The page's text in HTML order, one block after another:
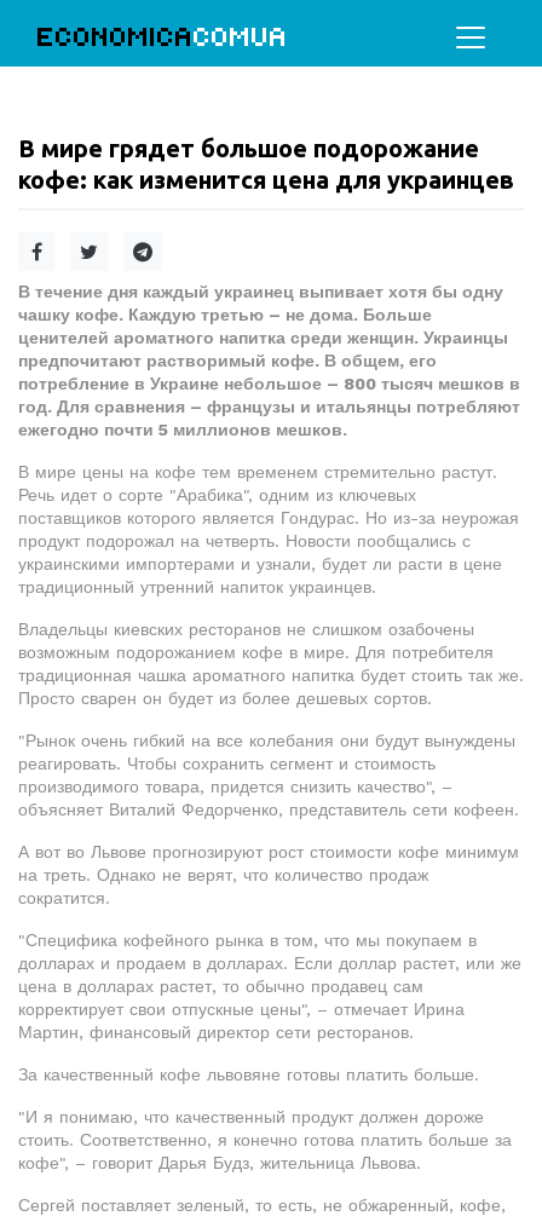
ECONOMICACOMUA
В мире грядет большое подорожание
кофе: как изменится цена для украинцев
В течение дня каждый украинец выпивает хотя бы одну
чашку кофе. Каждую третью – не дома. Больше
ценителей ароматного напитка среди женщин. Украинцы
предпочитают растворимый кофе. В общем, его
потребление в Украине небольшое – 800 тысяч мешков в
год. Для сравнения – французы и итальянцы потребляют
ежегодно почти 5 миллионов мешков.
В мире цены на кофе тем временем стремительно растут.
Речь идет о сорте "Арабика", одним из ключевых
поставщиков которого является Гондурас. Но из-за неурожая
продукт подорожал на четверть. Новости пообщались с
украинскими импортерами и узнали, будет ли расти в цене
традиционный утренний напиток украинцев.
Владельцы киевских ресторанов не слишком озабочены
возможным подорожанием кофе в мире. Для потребителя
традиционная чашка ароматного напитка будет стоить так же.
Просто сварен он будет из более дешевых сортов.
"Рынок очень гибкий на все колебания они будут вынуждены
реагировать. Чтобы сохранить сегмент и стоимость
производимого товара, придется снизить качество", –
объясняет Виталий Федорченко, представитель сети кофеен.
А вот во Львове прогнозируют рост стоимости кофе минимум
на треть. Однако не верят, что количество продаж
сократится.
"Специфика кофейного рынка в том, что мы покупаем в
долларах и продаем в долларах. Если доллар растет, или же
цена в долларах растет, то обычно продавец сам
корректирует свои отпускные цены", – отмечает Ирина
Мартин, финансовый директор сети ресторанов.
За качественный кофе львовяне готовы платить больше.
"И я понимаю, что качественный продукт должен дороже
стоить. Соответственно, я конечно готова платить больше за
кофе", – говорит Дарья Будз, жительница Львова.
Сергей поставляет зеленый, то есть, не обжаренный, кофе,